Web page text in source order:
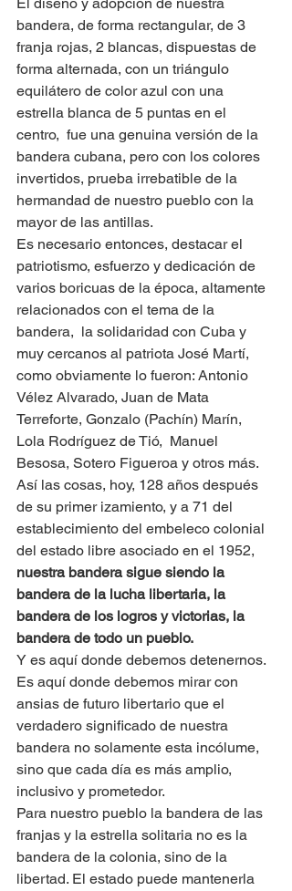
bandera, de forma rectangular, de 3
franja rojas, 2 blancas, dispuestas de
forma alternada, con un triángulo
equilátero de color azul con una
estrella blanca de 5 puntas en el
centro,  fue una genuina versión de la
bandera cubana, pero con los colores
invertidos, prueba irrebatible de la
hermandad de nuestro pueblo con la
mayor de las antillas.
Es necesario entonces, destacar el
patriotismo, esfuerzo y dedicación de
varios boricuas de la época, altamente
relacionados con el tema de la
bandera,  la solidaridad con Cuba y
muy cercanos al patriota José Martí,
como obviamente lo fueron: Antonio
Vélez Alvarado, Juan de Mata
Terreforte, Gonzalo (Pachín) Marín,
Lola Rodríguez de Tió,  Manuel
Besosa, Sotero Figueroa y otros más.
Así las cosas, hoy, 128 años después
de su primer izamiento, y a 71 del
establecimiento del embeleco colonial
del estado libre asociado en el 1952,
nuestra bandera sigue siendo la
bandera de la lucha libertaria, la
bandera de los logros y victorias, la
bandera de todo un pueblo.
Y es aquí donde debemos detenernos.
Es aquí donde debemos mirar con
ansias de futuro libertario que el
verdadero significado de nuestra
bandera no solamente esta incólume,
sino que cada día es más amplio,
inclusivo y prometedor.
Para nuestro pueblo la bandera de las
franjas y la estrella solitaria no es la
bandera de la colonia, sino de la
libertad. El estado puede mantenerla